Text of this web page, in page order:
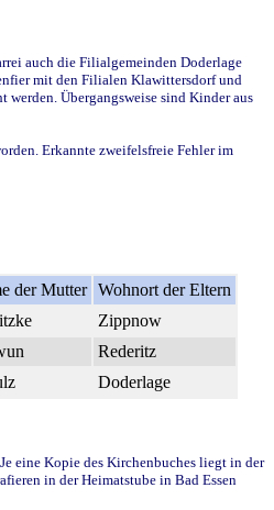
auch die Filialgemeinden Doderlage
mit den Filialen Klawittersdorf und
Übergangsweise sind Kinder aus
Erkannte zweifelsfreie Fehler im
der Mutter Wohnort der Eltern
Zippnow
Rederitz
Doderlage
eine Kopie des Kirchenbuches liegt in der
in der Heimatstube in Bad Essen